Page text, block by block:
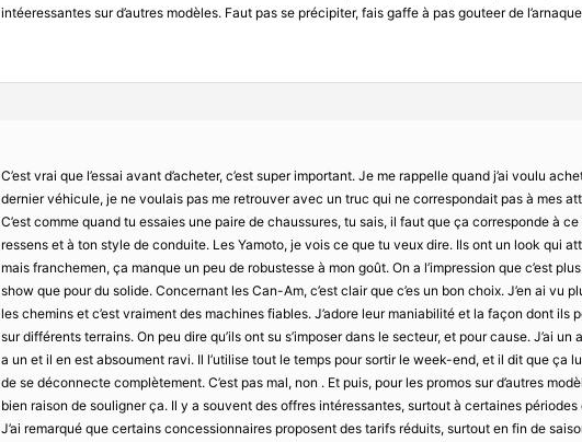
intéeressantes sur d’autres modèles. Faut pas se précipiter, fais gaffe à pas gouteer de
C’est vrai que l’essai avant d’acheter, c’est super important. Je me rappelle quand j’ai voulu
dernier véhicule, je ne voulais pas me retrouver avec un truc qui ne correspondait pas à mes
C’est comme quand tu essaies une paire de chaussures, tu sais, il faut que ça corresponde à ce
ressens et à ton style de conduite. Les Yamoto, je vois ce que tu veux dire. Ils ont un look qui
mais franchemen, ça manque un peu de robustesse à mon goût. On a l’impression que c’est
show que pour du solide. Concernant les Can-Am, c’est clair que c’es un bon choix. J’en ai vu
les chemins et c’est vraiment des machines fiables. J’adore leur maniabilité et la façon dont ils
sur différents terrains. On peu dire qu’ils ont su s’imposer dans le secteur, et pour cause. J’ai un
a un et il en est absoument ravi. Il l’utilise tout le temps pour sortir le week-end, et il dit que ça
de se déconnecte complètement. C’est pas mal, non . Et puis, pour les promos sur d’autres
bien raison de souligner ça. Il y a souvent des offres intéressantes, surtout à certaines périodes
J’ai remarqué que certains concessionnaires proposent des tarifs réduits, surtout en fin de